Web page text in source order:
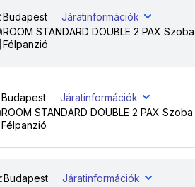
Budapest
Járatinformációk
ROOM STANDARD DOUBLE 2 PAX Szoba
Félpanzió
Budapest
Járatinformációk
ROOM STANDARD DOUBLE 2 PAX Szoba
Félpanzió
Budapest
Járatinformációk